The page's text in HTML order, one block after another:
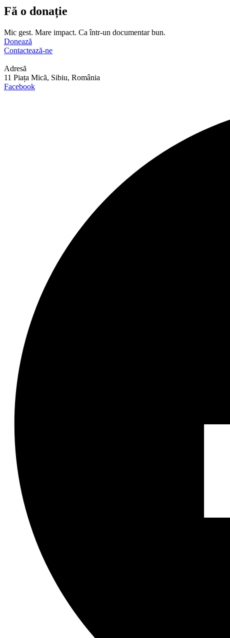
Fă o donație
Mic gest. Mare impact. Ca într-un documentar bun.
Donează
Contactează-ne
Adresă
11 Piața Mică, Sibiu, România
Facebook